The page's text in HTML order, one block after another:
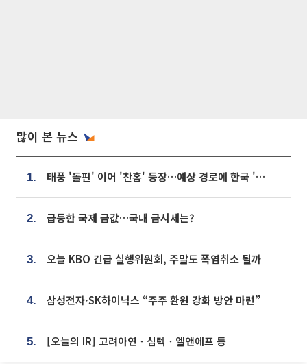
많이 본 뉴스
1. 태풍 '돌핀' 이어 '찬홈' 등장…예상 경로에 한국 '한숨'
2. 급등한 국제 금값…국내 금시세는?
3. 오늘 KBO 긴급 실행위원회, 주말도 폭염취소 될까
4. 삼성전자·SK하이닉스 “주주 환원 강화 방안 마련”
5. [오늘의 IR] 고려아연ㆍ심텍ㆍ엘앤에프 등